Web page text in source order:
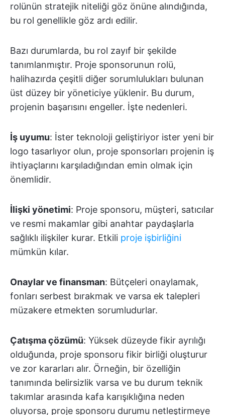
rolünün stratejik niteliği göz önüne alındığında,
bu rol genellikle göz ardı edilir.
Bazı durumlarda, bu rol zayıf bir şekilde
tanımlanmıştır. Proje sponsorunun rolü,
halihazırda çeşitli diğer sorumlulukları bulunan
üst düzey bir yöneticiye yüklenir. Bu durum,
projenin başarısını engeller. İşte nedenleri.
İş uyumu: İster teknoloji geliştiriyor ister yeni bir
logo tasarlıyor olun, proje sponsorları projenin iş
ihtiyaçlarını karşıladığından emin olmak için
önemlidir.
İlişki yönetimi: Proje sponsoru, müşteri, satıcılar
ve resmi makamlar gibi anahtar paydaşlarla
sağlıklı ilişkiler kurar. Etkili proje işbirliğini
mümkün kılar.
Onaylar ve finansman: Bütçeleri onaylamak,
fonları serbest bırakmak ve varsa ek talepleri
müzakere etmekten sorumludurlar.
Çatışma çözümü: Yüksek düzeyde fikir ayrılığı
olduğunda, proje sponsoru fikir birliği oluşturur
ve zor kararları alır. Örneğin, bir özelliğin
tanımında belirsizlik varsa ve bu durum teknik
takımlar arasında kafa karışıklığına neden
oluyorsa, proje sponsoru durumu netleştirmeye